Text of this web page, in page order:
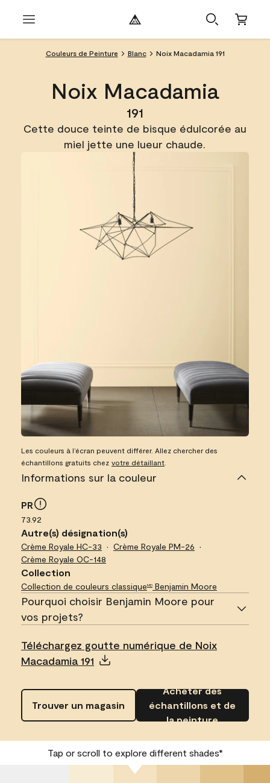
Couleurs de Peinture Blanc Noix Macadamia 191
Noix Macadamia
191
Cette douce teinte de bisque édulcorée au
miel jette une lueur chaude.
Les couleurs à l’écran peuvent différer. Allez chercher des
échantillons gratuits chez votre détaillant
Informations sur la couleur
PR
73.92
Autre(s) désignation(s)
Crème Royale HC-33 Crème Royale PM-26
Crème Royale OC-148
Collection
Collection de couleurs classiqueMD Benjamin Moore
Pourquoi choisir Benjamin Moore pour
vos projets?
Téléchargez goutte numérique de Noix
Macadamia 191
Trouver un magasin
Acheter des
échantillons et de
la peinture
Tap or scroll to explore different shades*